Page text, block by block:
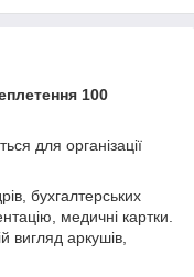
100
для організації
бухгалтерських
медичні картки.
вигляд аркушів,